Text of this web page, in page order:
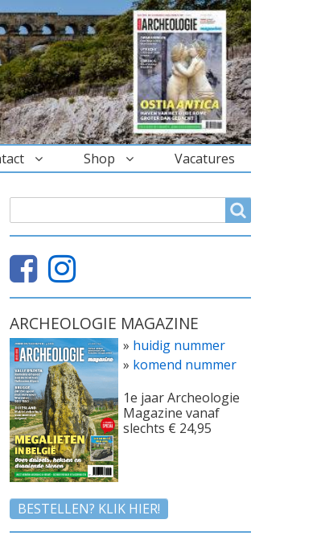
Shop Vacatures
ARCHEOLOGIE MAGAZINE
» huidig nummer
» komend nummer
1e jaar Archeologie
Magazine vanaf
slechts € 24,95
BESTELLEN? KLIK HIER!